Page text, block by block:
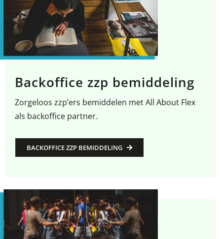
Backoffice zzp bemiddeling
Zorgeloos zzp’ers bemiddelen met All About Flex
als backoffice partner.
BACKOFFICE ZZP BEMIDDELING